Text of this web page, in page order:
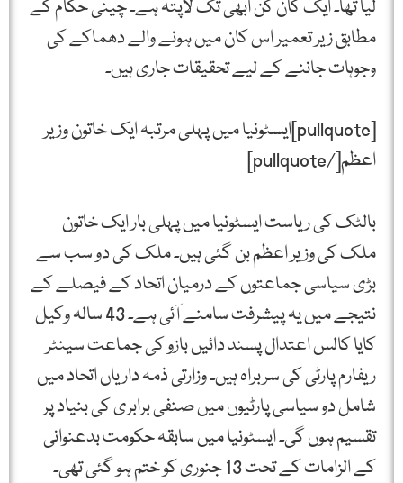
لیا تھا۔ ایک کان کن ابھی تک لاپتہ ہے۔ چینی حکام کے
مطابق زیر تعمیر اس کان میں ہونے والے دھماکے کی
وجوہات جاننے کے لیے تحقیقات جاری ہیں۔
[pullquote]ایسٹونیا میں پہلی مرتبہ ایک خاتون وزیر
اعظم[/pullquote]
بالٹک کی ریاست ایسٹونیا میں پہلی بار ایک خاتون
ملک کی وزیر اعظم بن گئی ہیں۔ ملک کی دو سب سے
بڑی سیاسی جماعتوں کے درمیان اتحاد کے فیصلے کے
نتیجے میں یہ پیشرفت سامنے آئی ہے۔ 43 سالہ وکیل
کایا کالس اعتدال پسند دائیں بازو کی جماعت سینٹر
ریفارم پارٹی کی سربراہ ہیں۔ وزارتی ذمہ داریاں اتحاد میں
شامل دو سیاسی پارٹیوں میں صنفی برابری کی بنیاد پر
تقسیم ہوں گی۔ ایسٹونیا میں سابقہ حکومت بدعنوانی
کے الزامات کے تحت 13 جنوری کو ختم ہو گئی تھی۔